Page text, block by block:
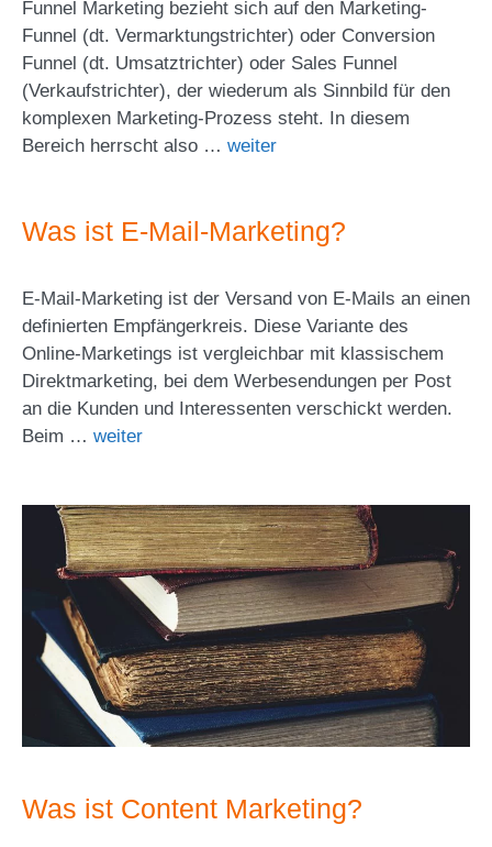
Funnel Marketing bezieht sich auf den Marketing-
Funnel (dt. Vermarktungstrichter) oder Conversion
Funnel (dt. Umsatztrichter) oder Sales Funnel
(Verkaufstrichter), der wiederum als Sinnbild für den
komplexen Marketing-Prozess steht. In diesem
Bereich herrscht also … weiter
Was ist E-Mail-Marketing?
E-Mail-Marketing ist der Versand von E-Mails an einen
definierten Empfängerkreis. Diese Variante des
Online-Marketings ist vergleichbar mit klassischem
Direktmarketing, bei dem Werbesendungen per Post
an die Kunden und Interessenten verschickt werden.
Beim … weiter
Was ist Content Marketing?